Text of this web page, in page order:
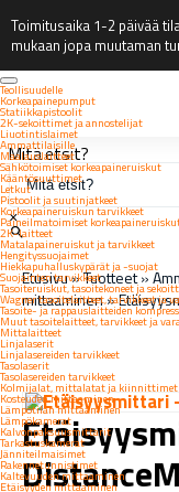
Toimitusaika 1-2 päivää
mukaan jopa muutaman
Teollisuudelle
Korkeapainepumput
Statiikkapistoolit
2K-sekoittimet ja annostelijat
Liuotintislaimet
Ammattilaisille
Maalauslaitteet
Sähkötoimiset korkeapaineruiskut
Kääntösuuttimet
Letkut
Pistoolit ja suutinjatkeet
Korkeapaineruiskun tarvikkeet
Paineilmatoimiset
2K-laitteet
Matalapaineruiskut ja tarvikkeet
Hengityssuojaimet
Hiekkapuhalluskypärät ja -suojat
Suojainten tarvikkeet
Tasoiteruiskut, tasoitekoneet ja
Wagner tasoitelaitteet, tarvikkeet ja
Tasoite- ja rappauslaitteiden
Muut tasoitelaitteet, tarvikkeet ja
Mittalaitteet
Linjalaserit
Linjalasereiden tarvikkeet
Tasolaserit
Tasolasereiden tarvikkeet
Kolmijalat, mittalatat ja kiinnittimet
Kosteuden mittaaminen
Lämpötilan mittaaminen
Lämpökamerat
Kalvonpaksuusmittarit
Tarkastuskamerat
Jänniteilmaisimet
Rakennetunnistimet
Kaltevuuden mittaaminen
Etäisyyden mittaaminen
Mitä etsit?
×
Etusivu»Tuotteet»
mittaaminen»